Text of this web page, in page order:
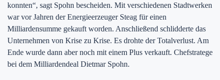
konnten“, sagt Spohn bescheiden. Mit verschiedenen Stadtwerken
war vor Jahren der Energieerzeuger Steag für einen
Milliardensumme gekauft worden. Anschließend schlidderte das
Unternehmen von Krise zu Krise. Es drohte der Totalverlust. Am
Ende wurde dann aber noch mit einem Plus verkauft. Chefstratege
bei dem Milliardendeal Dietmar Spohn.